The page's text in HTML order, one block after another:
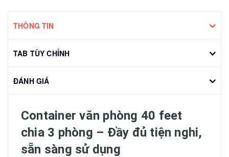
THÔNG TIN
TAB TÙY CHỈNH
ĐÁNH GIÁ
Container văn phòng 40 feet
chia 3 phòng – Đầy đủ tiện nghi,
sẵn sàng sử dụng